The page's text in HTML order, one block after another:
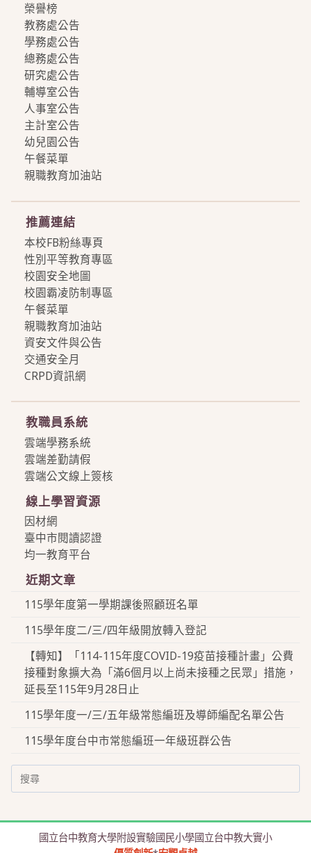
榮譽榜
教務處公告
學務處公告
總務處公告
研究處公告
輔導室公告
人事室公告
主計室公告
幼兒園公告
午餐菜單
親職教育加油站
推薦連結
本校FB粉絲專頁
性別平等教育專區
校園安全地圖
校園霸凌防制專區
午餐菜單
親職教育加油站
資安文件與公告
交通安全月
CRPD資訊網
教職員系統
雲端學務系統
雲端差勤請假
雲端公文線上簽核
線上學習資源
因材網
臺中市閱讀認證
均一教育平台
近期文章
115學年度第一學期課後照顧班名單
115學年度二/三/四年級開放轉入登記
【轉知】「114-115年度COVID-19疫苗接種計畫」公費
接種對象擴大為「滿6個月以上尚未接種之民眾」措施，
延長至115年9月28日止
115學年度一/三/五年級常態編班及導師編配名單公告
115學年度台中市常態編班一年級班群公告
Search
for:
國立台中教育大學附設實驗國民小學國立台中教大實小